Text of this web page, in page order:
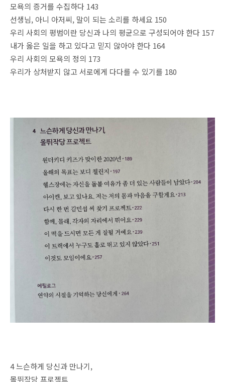
모욕의 증거를 수집하다 143
선생님, 아니 아저씨, 말이 되는 소리를 하세요 150
우리 사회의 평범이란 당신과 나의 평균으로 구성되어야 한다 157
내가 옳은 일을 하고 있다고 믿지 않아야 한다 164
우리 사회의 모욕의 정의 173
우리가 상처받지 않고 서로에게 다다를 수 있기를 180
4 느슨하게 당신과 만나기,
몰뛰작당 프로젝트